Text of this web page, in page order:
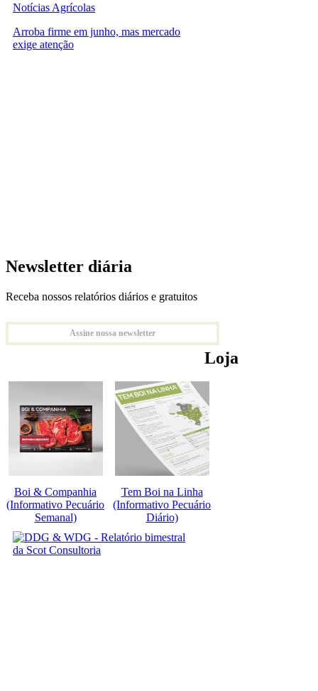
Notícias Agrícolas
Arroba firme em junho, mas mercado
exige atenção
Newsletter diária
Receba nossos relatórios diários e gratuitos
Assine nossa newsletter
Loja
Boi & Companhia
(Informativo Pecuário
Semanal)
Tem Boi na Linha
(Informativo Pecuário
Diário)